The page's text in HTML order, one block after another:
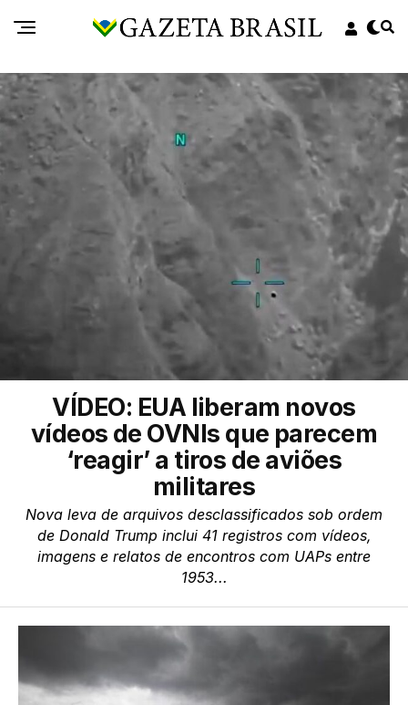
VÍDEO: EUA liberam novos
vídeos de OVNIs que parecem
‘reagir’ a tiros de aviões
militares
Nova leva de arquivos desclassificados sob ordem
de Donald Trump inclui 41 registros com vídeos,
imagens e relatos de encontros com UAPs entre
1953...